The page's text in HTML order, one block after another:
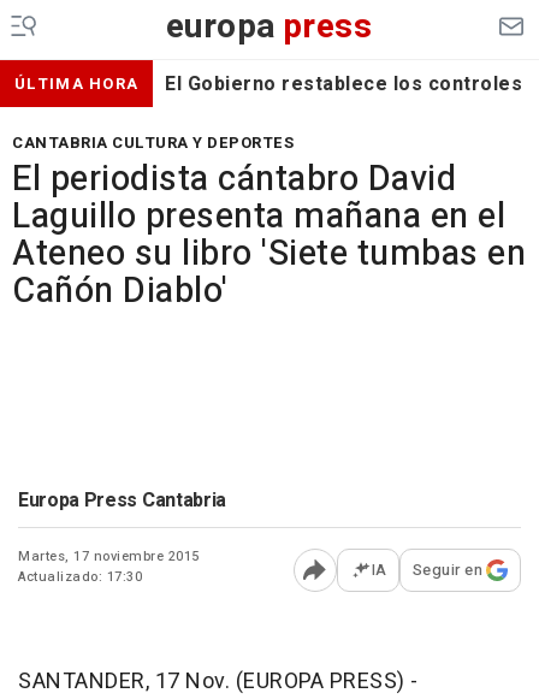
europa press
ÚLTIMA HORA El Gobierno restablece los
CANTABRIA CULTURA Y DEPORTES
El periodista cántabro David
Laguillo presenta mañana en el
Ateneo su libro 'Siete tumbas en
Cañón Diablo'
Europa Press Cantabria
Martes, 17 noviembre 2015
Actualizado: 17:30
Abrir opciones para
IA Seguir en
SANTANDER, 17 Nov. (EUROPA PRESS) -